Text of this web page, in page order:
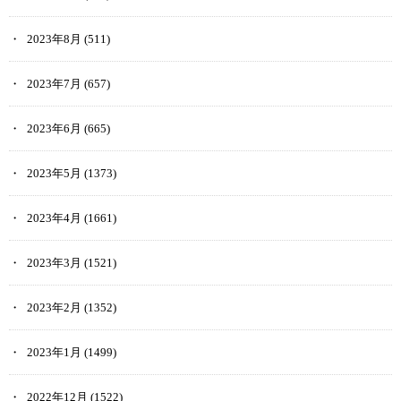
2023年8月 (511)
2023年7月 (657)
2023年6月 (665)
2023年5月 (1373)
2023年4月 (1661)
2023年3月 (1521)
2023年2月 (1352)
2023年1月 (1499)
2022年12月 (1522)